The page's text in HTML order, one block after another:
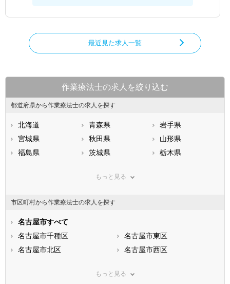
最近見た求人一覧
作業療法士の求人を絞り込む
都道府県から作業療法士の求人を探す
北海道 青森県
岩手県
宮城県
秋田県
山形県
福島県
茨城県
栃木県
神奈川県
石川県
福井県
静岡県
滋賀県
大阪府
兵庫県
和歌山県
山口県
もっと見る
市区町村から作業療法士の求人を探す
名古屋市すべて
名古屋市千種区
名古屋市東区
名古屋市北区
名古屋市西区
名古屋市瑞穂区
もっと見る